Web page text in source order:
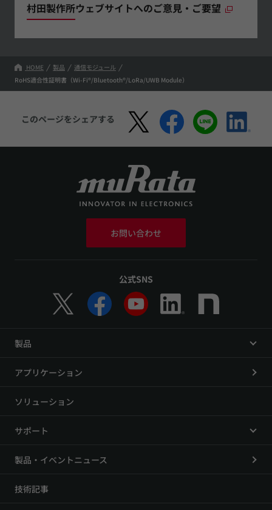
村田製作所ウェブサイトへのご意見・ご要望
HOME 製品
通信モジュール
RoHS適合性証明書（Wi-Fi®/Bluetooth®/LoRa/UWB Module）
このページをシェアする
お問い合わせ
公式SNS
製品
アプリケーション
ソリューション
サポート
製品・イベントニュース
技術記事